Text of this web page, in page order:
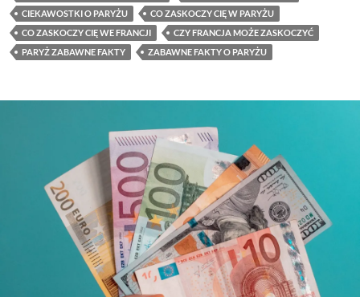
CIEKAWOSTKI O PARYŻU
CO ZASKOCZY CIĘ W PARYŻU
CO ZASKOCZY CIĘ WE FRANCJI
CZY FRANCJA MOŻE ZASKOCZYĆ
PARYŻ ZABAWNE FAKTY
ZABAWNE FAKTY O PARYŻU